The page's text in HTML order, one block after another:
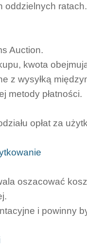
oddzielnych ratach.
Auction.
kwota
z wysyłką
metody płatności.
opłat za
oszacować
i powinny